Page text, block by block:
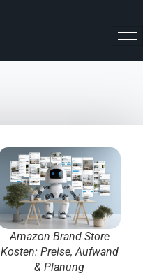
Amazon Brand Store
Kosten: Preise, Aufwand
& Planung